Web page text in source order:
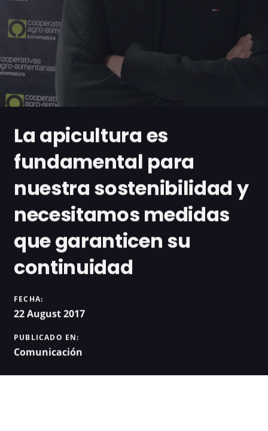
La apicultura es
fundamental para
nuestra sostenibilidad y
necesitamos medidas
que garanticen su
continuidad
FECHA:
22 August 2017
PUBLICADO EN:
Comunicación